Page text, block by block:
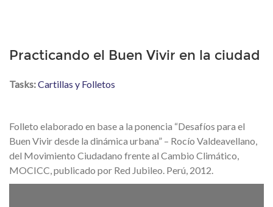
Practicando el Buen Vivir en la ciudad
Tasks:Cartillas y Folletos
Folleto elaborado en base a la ponencia “Desafíos para el
Buen Vivir desde la dinámica urbana” – Rocío Valdeavellano,
del Movimiento Ciudadano frente al Cambio Climático,
MOCICC, publicado por Red Jubileo. Perú, 2012.